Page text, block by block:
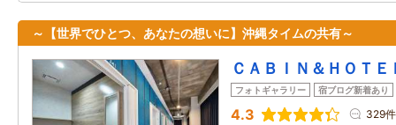
～【世界でひとつ、あなたの想いに】沖縄タイムの共有～
ＣＡＢＩＮ＆ＨＯＴ
フォトギャラリー 宿ブログ新着あり
4.3 329件